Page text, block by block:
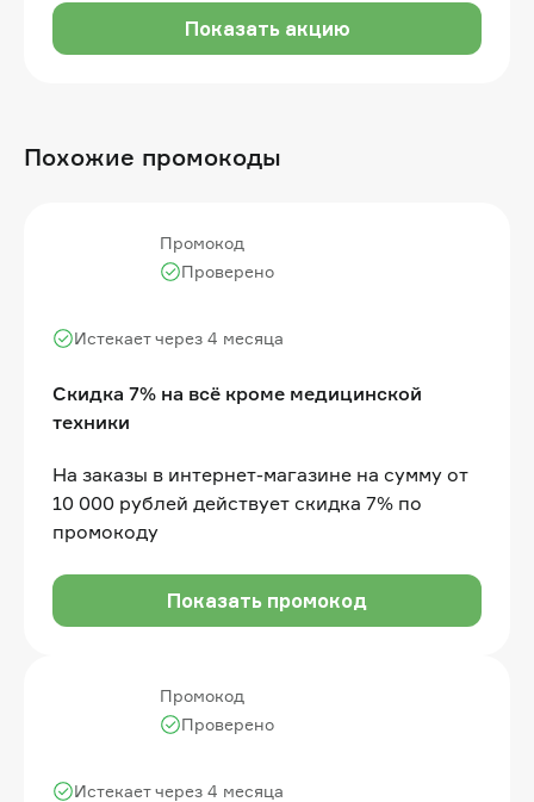
Показать акцию
Похожие промокоды
Промокод
Скидка 7% на всё кроме медицинской
техники
Истекает через 4 месяца
Проверено
На заказы в интернет-магазине на сумму от
10 000 рублей действует скидка 7% по
промокоду
Показать промокод
Промокод
Истекает через 4 месяца
Проверено